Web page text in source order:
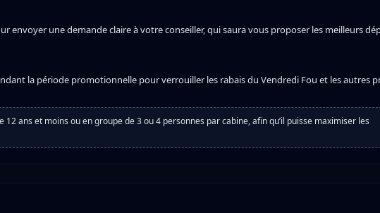
envoyer une demande claire à votre conseiller, qui saura vous proposer les meilleurs
la période promotionnelle pour verrouiller les rabais du Vendredi Fou et les autres
ans et moins ou en groupe de 3 ou 4 personnes par cabine, afin qu’il puisse maximiser les